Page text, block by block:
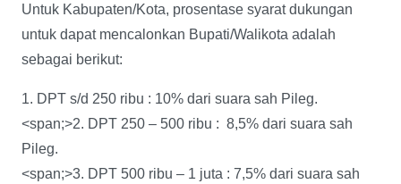
Untuk Kabupaten/Kota, prosentase syarat dukungan
untuk dapat mencalonkan Bupati/Walikota adalah
sebagai berikut:
1. DPT s/d 250 ribu : 10% dari suara sah Pileg.
<span;>2. DPT 250 – 500 ribu : 8,5% dari suara sah
Pileg.
<span;>3. DPT 500 ribu – 1 juta : 7,5% dari suara sah